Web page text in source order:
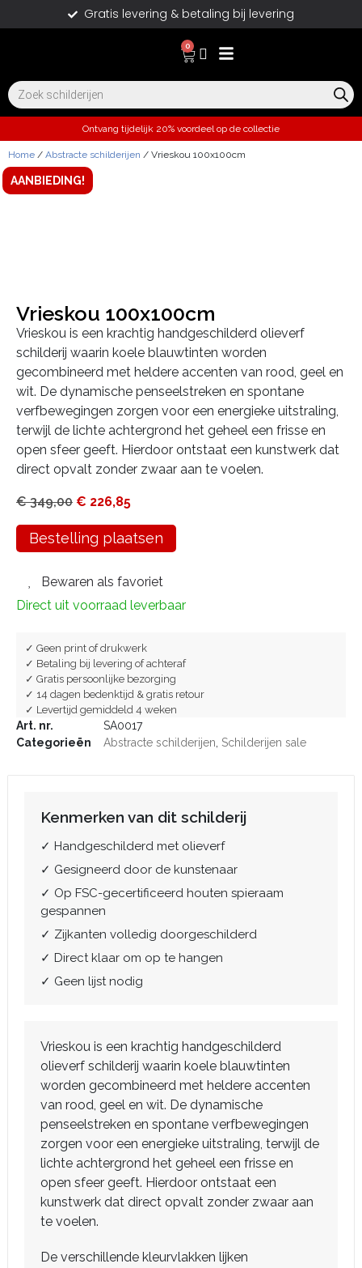
Gratis levering & betaling bij levering
0
Ontvang tijdelijk 20% voordeel op de collectie
Home / Abstracte schilderijen / Vrieskou 100x100cm
AANBIEDING!
Vrieskou 100x100cm
Vrieskou is een krachtig handgeschilderd olieverf
schilderij waarin koele blauwtinten worden
gecombineerd met heldere accenten van rood, geel en
wit. De dynamische penseelstreken en spontane
verfbewegingen zorgen voor een energieke uitstraling,
terwijl de lichte achtergrond het geheel een frisse en
open sfeer geeft. Hierdoor ontstaat een kunstwerk dat
direct opvalt zonder zwaar aan te voelen.
€349,00 € 226,85
Bestelling plaatsen
Bewaren als favoriet
Direct uit voorraad leverbaar
✓ Geen print of drukwerk
✓ Betaling bij levering of achteraf
✓ Gratis persoonlijke bezorging
✓ 14 dagen bedenktijd & gratis retour
✓ Levertijd gemiddeld 4 weken
Art. nr.
SA0017
Categorieën
Abstracte schilderijen Schilderijen sale
Kenmerken van dit schilderij
✓ Handgeschilderd met olieverf
✓ Gesigneerd door de kunstenaar
✓ Op FSC-gecertificeerd houten spieraam
gespannen
✓ Zijkanten volledig doorgeschilderd
✓ Direct klaar om op te hangen
✓ Geen lijst nodig
Vrieskou is een krachtig handgeschilderd
olieverf schilderij waarin koele blauwtinten
worden gecombineerd met heldere accenten
van rood, geel en wit. De dynamische
penseelstreken en spontane verfbewegingen
zorgen voor een energieke uitstraling, terwijl de
lichte achtergrond het geheel een frisse en
open sfeer geeft. Hierdoor ontstaat een
kunstwerk dat direct opvalt zonder zwaar aan
te voelen.
De verschillende kleurvlakken lijken